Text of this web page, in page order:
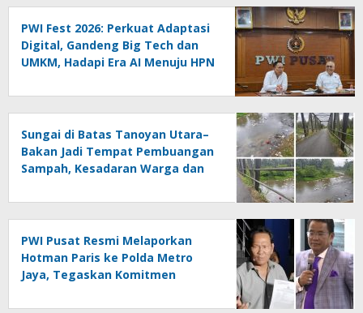
PWI Fest 2026: Perkuat Adaptasi
Digital, Gandeng Big Tech dan
UMKM, Hadapi Era AI Menuju HPN
Sungai di Batas Tanoyan Utara–
Bakan Jadi Tempat Pembuangan
Sampah, Kesadaran Warga dan
Dipertanyakan
PWI Pusat Resmi Melaporkan
Hotman Paris ke Polda Metro
Jaya, Tegaskan Komitmen